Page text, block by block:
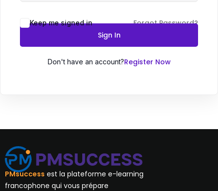
Keep me signed in
Forgot Password?
Sign In
Don't have an account?Register Now
PMsuccess est la plateforme e-learning
francophone qui vous prépare